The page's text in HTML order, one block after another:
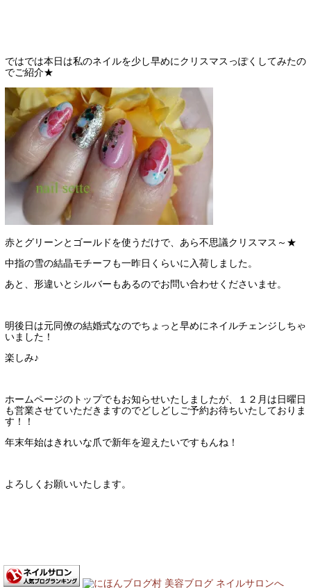
ではでは本日は私のネイルを少し早めにクリスマスっぽくしてみたの
でご紹介★
赤とグリーンとゴールドを使うだけで、あら不思議クリスマス～★
中指の雪の結晶モチーフも一昨日くらいに入荷しました。
あと、形違いとシルバーもあるのでお問い合わせくださいませ。
明後日は元同僚の結婚式なのでちょっと早めにネイルチェンジしちゃ
いました！
楽しみ♪
ホームページのトップでもお知らせいたしましたが、１２月は日曜日
も営業させていただきますのでどしどしご予約お待ちいたしておりま
す！！
年末年始はきれいな爪で新年を迎えたいですもんね！
よろしくお願いいたします。